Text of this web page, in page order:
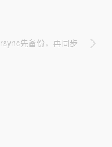
rsync先备份，再同步